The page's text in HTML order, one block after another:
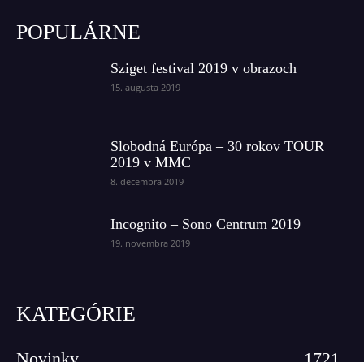
POPULÁRNE
Sziget festival 2019 v obrazoch
15. augusta 2019
Slobodná Európa – 30 rokov TOUR
2019 v MMC
8. decembra 2019
Incognito – Sono Centrum 2019
19. novembra 2019
KATEGÓRIE